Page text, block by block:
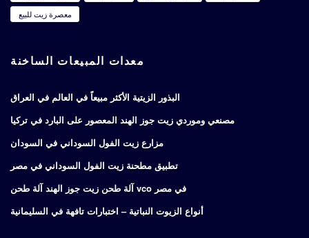
معصرة زيت للبيع
معدات المبيعات الساخنة
البذور الزيتية الأكثر مبيعاً في العالم في العراق
مصنعي وموردي زيت جوز الهند المعصور على البارد في تركيا
مزارع زيت الفول السوداني في السودان
تطبيق مطحنة زيت الفول السوداني في مصر
آلة طحن زيت جوز الهند آلة طحن vco في مصر
أنواع الزيوت النباتية – اختبارات تافهة في السليمانية